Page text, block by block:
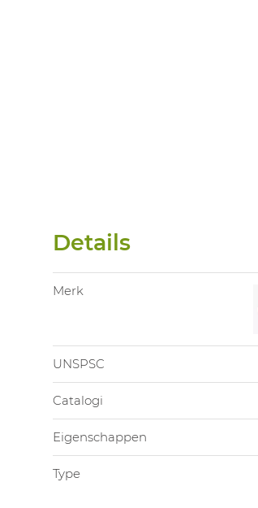
Details
Merk
UNSPSC
Catalogi
Eigenschappen
Type